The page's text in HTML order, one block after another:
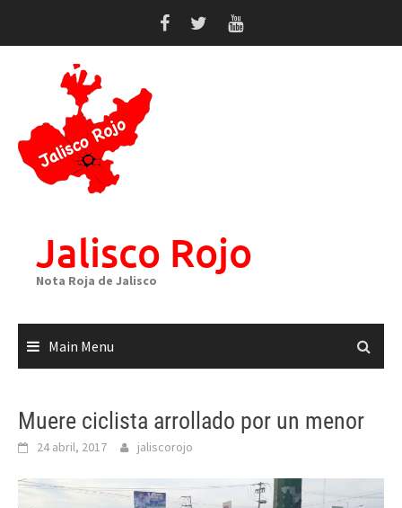
Jalisco Rojo
Nota Roja de Jalisco
Main Menu
Muere ciclista arrollado por un menor
24 abril, 2017 jaliscorojo